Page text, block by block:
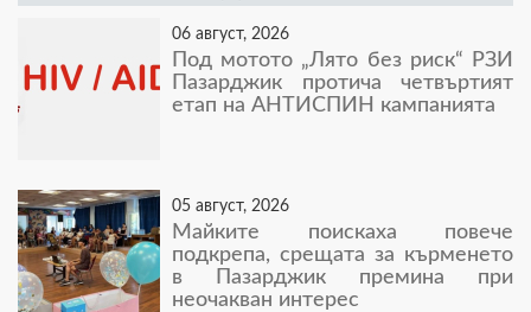
06 август, 2026
Под мотото „Лято без риск“ РЗИ
Пазарджик протича четвъртият
етап на АНТИСПИН кампанията
05 август, 2026
Майките поискаха повече
подкрепа, срещата за кърменето
в Пазарджик премина при
неочакван интерес